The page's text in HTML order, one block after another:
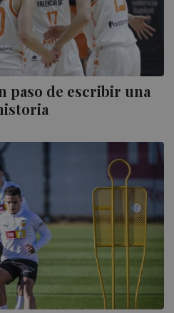
paso de escribir una